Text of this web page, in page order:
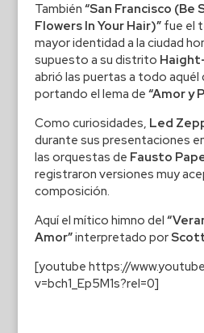
También “San Francisco (Be
Flowers In Your Hair)”fue el
mayor identidad a la ciudad
supuesto a su distrito
abrió las puertas a todo aquél
portando el lema de “Amor y
Como curiosidades, Led
durante sus presentaciones
las orquestas de Fausto
registraron versiones muy
composición.
Aquí el mítico himno del
Amor”interpretado por
[youtube https://
v=bch1_Ep5M1s?rel=0]